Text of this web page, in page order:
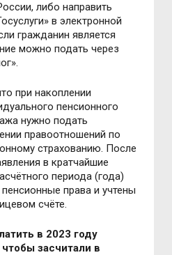
либо направить
в электронной
гражданин является
можно подать через
при накоплении
пенсионного
нужно подать
правоотношений по
страхованию. После
в кратчайшие
периода (года)
права и учтены
счёте.
в 2023 году
засчитали в